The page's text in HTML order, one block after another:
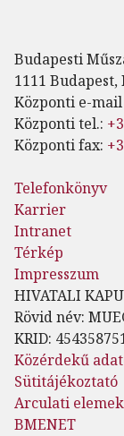
Budapesti
1111
Központi e-
Központi tel.:
Központi fax:
Telefonkönyv
Karrier
Intranet
Térkép
Impresszum
HIVATALI KAPU
Rövid név:
KRID:
Közérdekű
Sütitájékoztató
Arculati elemek
BMENET